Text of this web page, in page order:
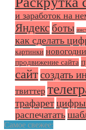
и заработок на
Яндекс боты
как сделать
картинки
продвижение сайта
сайтсоздать
твиттер
трафарет цифры
распечатать
Самое свежее: